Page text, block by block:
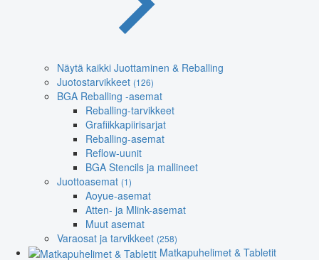
Näytä kaikki Juottaminen & Reballing
Juotostarvikkeet (126)
BGA Reballing -asemat
Reballing-tarvikkeet
Grafiikkapiirisarjat
Reballing-asemat
Reflow-uunit
BGA Stencils ja mallineet
Juottoasemat (1)
Aoyue-asemat
Atten- ja Mlink-asemat
Muut asemat
Varaosat ja tarvikkeet (258)
Matkapuhelimet & Tabletit